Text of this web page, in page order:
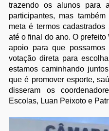
trazendo os alunos para
participantes, mas
meta é termos
até o final do ano. O
apoio para que
votação direta para
estamos caminhando
que é promover esporte,
disseram os
Escolas, Luan Peixoto e